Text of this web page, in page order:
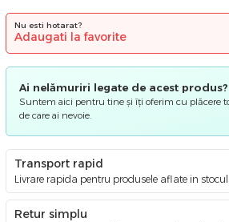
Nu esti hotarat?
Adaugati la favorite
Ai nelămuriri legate de acest produs?
Suntem aici pentru tine și îți oferim cu plăcere
de care ai nevoie.
Transport rapid
Livrare rapida pentru produsele aflate in
Retur simplu